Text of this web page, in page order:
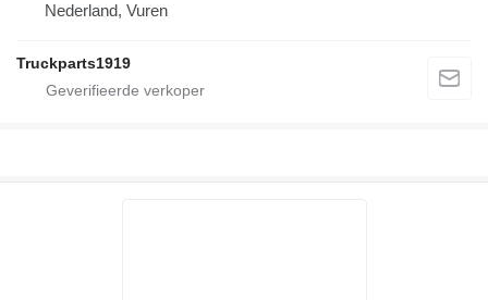
Nederland, Vuren
Truckparts1919